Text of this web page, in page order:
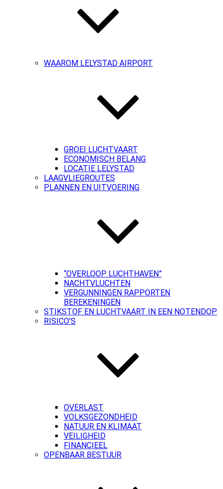
WAAROM LELYSTAD AIRPORT
GROEI LUCHTVAART
ECONOMISCH BELANG
LOCATIE LELYSTAD
LAAGVLIEGROUTES
PLANNEN EN UITVOERING
“OVERLOOP LUCHTHAVEN”
NACHTVLUCHTEN
VERGUNNINGEN RAPPORTEN
BEREKENINGEN
STIKSTOF EN LUCHTVAART IN EEN NOTENDOP
RISICO’S
OVERLAST
VOLKSGEZONDHEID
NATUUR EN KLIMAAT
VEILIGHEID
FINANCIEEL
OPENBAAR BESTUUR